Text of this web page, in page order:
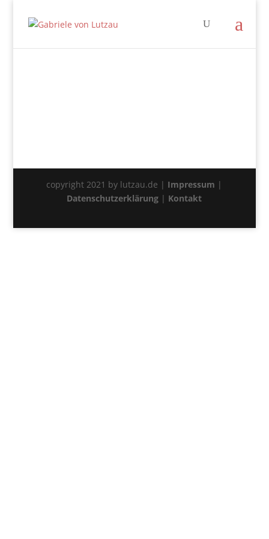
copyright 2021 by lutzau.de | Impressum |
Datenschutzerklärung | Kontakt